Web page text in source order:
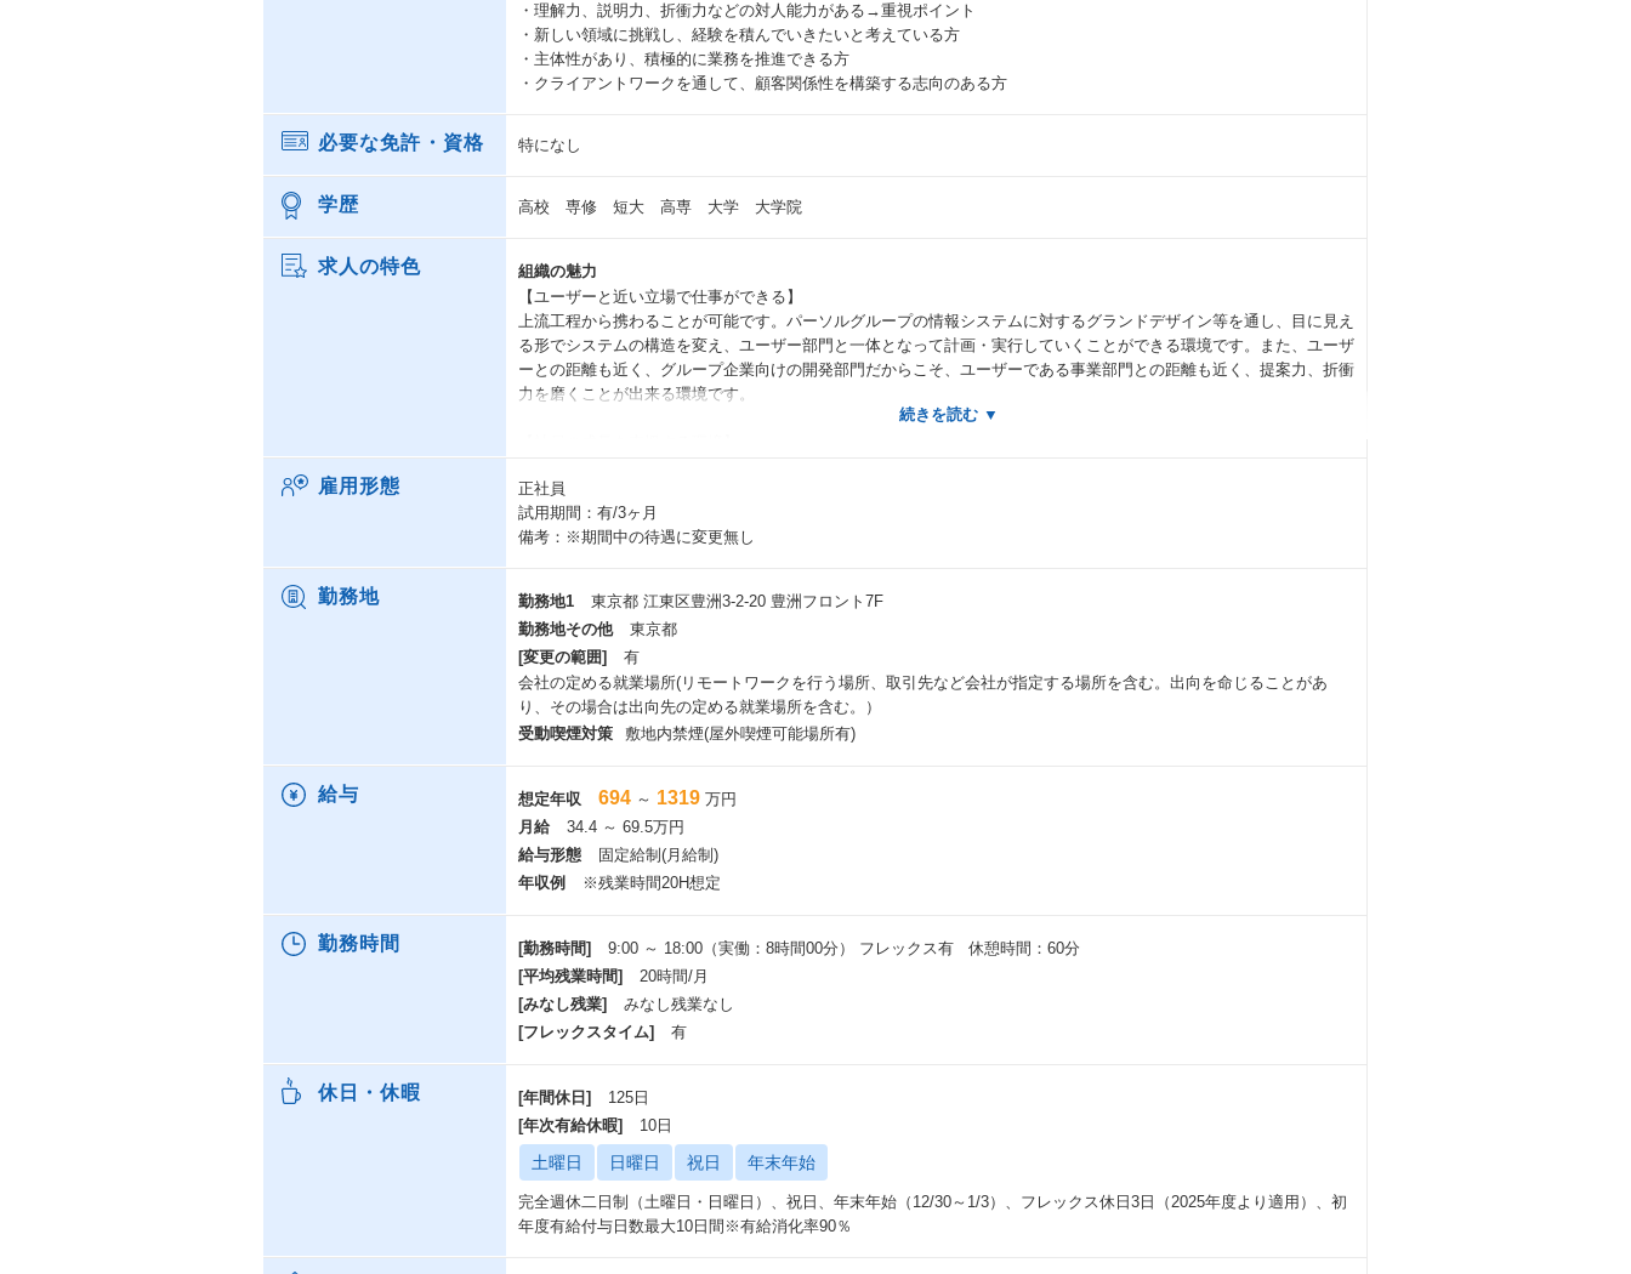
・理解力、説明力、折衝力などの対人能力がある→重視ポイント
・新しい領域に挑戦し、経験を積んでいきたいと考えている方
・主体性があり、積極的に業務を推進できる方
・クライアントワークを通して、顧客関係性を構築する志向のある方
必要な免許・資格 特になし
学歴 高校 専修 短大 高専 大学 大学院
求人の特色
組織の魅力
【ユーザーと近い立場で仕事ができる】
上流工程から携わることが可能です。パーソルグループの情報システムに対するグランドデザイン等を通し、目に見え
る形でシステムの構造を変え、ユーザー部門と一体となって計画・実行していくことができる環境です。また、ユーザ
ーとの距離も近く、グループ企業向けの開発部門だからこそ、ユーザーである事業部門との距離も近く、提案力、折衝
力を磨くことが出来る環境です。
トなどのマネジメント知識、マーケティングや経営戦略などのMBA講座、ビジネス英語やTOEICなど語学まで、どん
な人にもビジネスで役に立つコンテンツを70近く用意しています。当社は、各組織での外部研修、実地研修だけでな
く、各個人が取り組めるよう、Udemyと法人契約を締結し600IDを確保して社員の成長を支援しています。
【技術的な教育研修制度】
同社では横断的な技術・PM品質向上組織による内部講習があること、外部講習の法人契約600IDを通した学習機会が
あります。約270の認定資格については取得時に受験料を会社が支給します。更に難易度に応じてインセンティブを支
給しています。
また、グループソリューション本部では、独自に「月5時間」の教育研修時間の確保ルールを推進しています。確保し
た時間の活用手段として年間1.4千万のコストをかけて、顧客、システム環境、業務に即した外部の有償講習を積極活
用中です。外部講習の事例としては、ビジネス講習／スクラムマスター研修／AWS研修／Oracle研修／Udemy・グロ
【技術ベースで成長できる環境】
同社は、プロジェクトを通して多種多様な経験を積むことができます。
・開発手法：ウォータフォール型での大規模開発～スクラム型での高速な小～中規模開発
・インフラ環境：データセンタにサーバ設置するオンプレミスな環境～AWS等を利用したクラウドネイティブな環境
【多様なキャリアパスを実現】
マネジメント系だけでなく、スペシャリスト系も積極的にキャリアを受け入れており、処遇もマネジメント系と同等で
す。仕組みとして、1on1MTGで上司とキャリアプランの共有を行い、職種やプロジェクト・部門の異動を検討するこ
働く環境
【在宅勤務制度】
在宅勤務は「アフターコロナ含めて推奨」しております。週3日以上在宅勤務を実施社員は81％、1日当たり250円の在
宅勤務手当を支給しています。また、制度としてもコロナ禍で暫定措置とされていた在宅勤務規定が改定され、コロナ
雇用形態
正社員
試用期間：有/3ヶ月
備考：※期間中の待遇に変更無し
勤務地 勤務地1
東京都 江東区豊洲3-2-20 豊洲フロント7F
勤務地その他
東京都
[変更の範囲]
有
会社の定める就業場所(リモートワークを行う場所、取引先など会社が指定する場所を含む。出向を命じることがあ
り、その場合は出向先の定める就業場所を含む。）
受動喫煙対策
敷地内禁煙(屋外喫煙可能場所有)
給与 想定年収 694 ～ 1319 万円
月給
34.4 ～ 69.5万円
給与形態
固定給制(月給制)
年収例
※残業時間20H想定
勤務時間 [勤務時間]
9:00 ～ 18:00（実働：8時間00分） フレックス有 休憩時間：60分
[平均残業時間]
20時間/月
[みなし残業]
みなし残業なし
[フレックスタイム]
有
休日・休暇 [年間休日]
125日
[年次有給休暇]
10日
土曜日 日曜日 祝日 年末年始
完全週休二日制（土曜日・日曜日）、祝日、年末年始（12/30～1/3）、フレックス休日3日（2025年度より適用）、初
年度有給付与日数最大10日間※有給消化率90％